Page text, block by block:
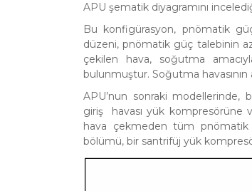
APU şematik diyagramını
Bu konfigürasyon, pnömatik
düzeni, pnömatik güç talebinin
çekilen hava, soğutma
bulunmuştur. Soğutma
APU’nun sonraki modellerinde,
giriş havası yük kompresörüne
hava çekmeden tüm pnömatik
bölümü, bir santrifüj yük